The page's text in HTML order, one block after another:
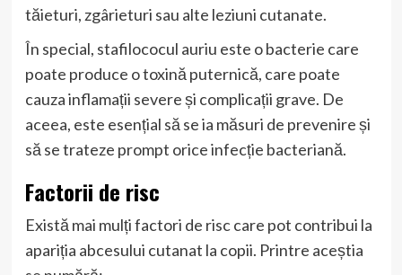
tăieturi, zgârieturi sau alte leziuni cutanate.
În special, stafilococul auriu este o bacterie care
poate produce o toxină puternică, care poate
cauza inflamații severe și complicații grave. De
aceea, este esențial să se ia măsuri de prevenire și
să se trateze prompt orice infecție bacteriană.
Factorii de risc
Există mai mulți factori de risc care pot contribui la
apariția abcesului cutanat la copii. Printre aceștia